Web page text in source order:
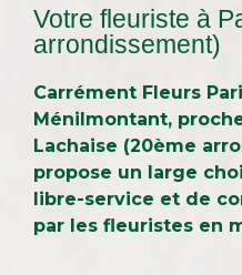
Votre fleuriste à
arrondissement)
Carrément Fleurs
Ménilmontant,
Lachaise (20ème
propose un large
libre-service et de
par les fleuristes en